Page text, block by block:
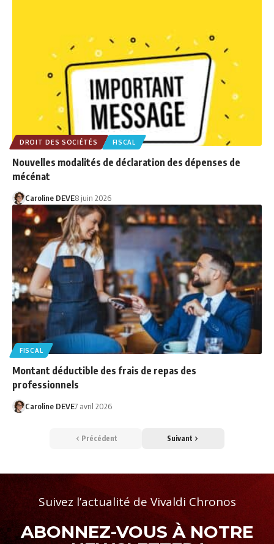
DROIT DES SOCIÉTÉS FISCAL
Nouvelles modalités de déclaration des dépenses de
mécénat
Caroline DEVE8 juin 2026
FISCAL
Montant déductible des frais de repas des
professionnels
Caroline DEVE7 avril 2026
Précédent Suivant
Suivez l’actualité de Vivaldi Chronos
ABONNEZ-VOUS À NOTRE